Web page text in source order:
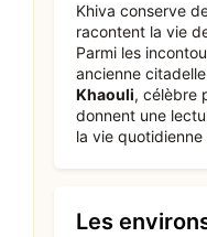
Khiva conserve
racontent la vie
Parmi les
ancienne
Khaouli, célèbre
donnent une
la vie quotidienne
Les